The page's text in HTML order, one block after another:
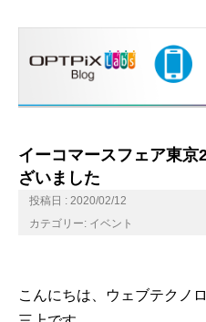
イーコマースフェア東
ざいました
投稿日 : 2020/02/12
カテゴリー: イベント
こんにちは、ウェブテクノ